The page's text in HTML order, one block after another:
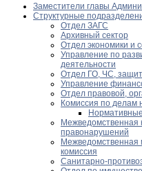
Заместители главы
Структурные
Отдел ЗАГС
Архивный сектор
Отдел экономики и
Управление по
деятельности
Отдел ГО, ЧС,
Управление
Отдел правовой,
Комиссия по делам
Межведомственная
правонарушений
Межведомственная
комиссия
Санитарно-